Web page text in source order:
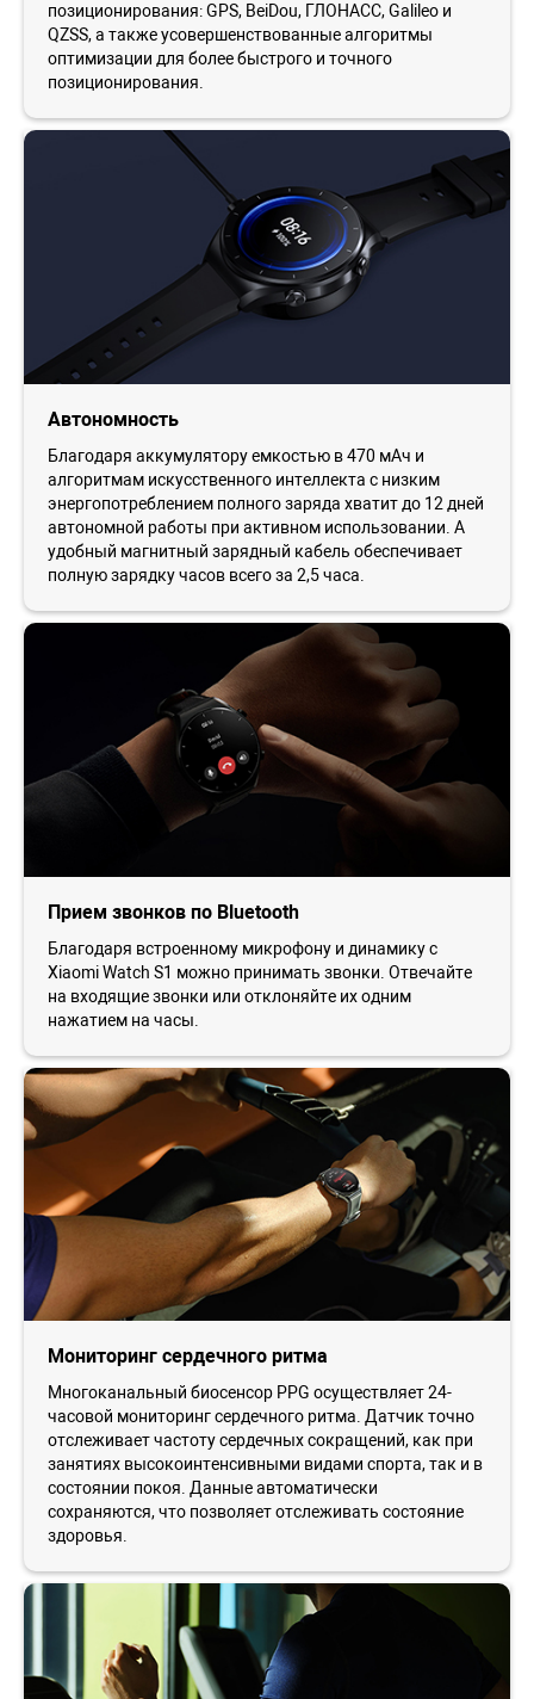
позиционирования: GPS, BeiDou, ГЛОНАСС, Galileo и
QZSS, а также усовершенствованные алгоритмы
оптимизации для более быстрого и точного
позиционирования.
Автономность
Благодаря аккумулятору емкостью в 470 мАч и
алгоритмам искусственного интеллекта с низким
энергопотреблением полного заряда хватит до 12 дней
автономной работы при активном использовании. А
удобный магнитный зарядный кабель обеспечивает
полную зарядку часов всего за 2,5 часа.
Прием звонков по Bluetooth
Благодаря встроенному микрофону и динамику с
Xiaomi Watch S1 можно принимать звонки. Отвечайте
на входящие звонки или отклоняйте их одним
нажатием на часы.
Мониторинг сердечного ритма
Многоканальный биосенсор PPG осуществляет 24-
часовой мониторинг сердечного ритма. Датчик точно
отслеживает частоту сердечных сокращений, как при
занятиях высокоинтенсивными видами спорта, так и в
состоянии покоя. Данные автоматически
сохраняются, что позволяет отслеживать состояние
здоровья.